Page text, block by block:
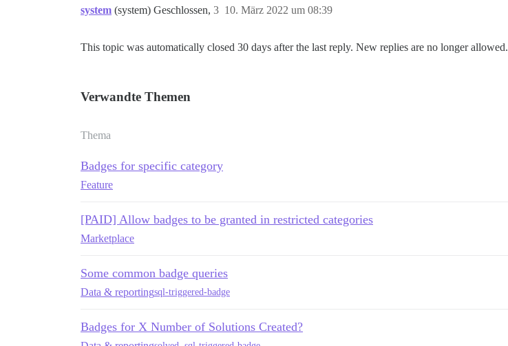
system (system) Geschlossen, 10. März 2022 um 08:39
3
This topic was automatically closed 30 days after the last reply. New replies are no longer allowed.
Verwandte Themen
Thema
Badges for specific category
Feature
[PAID] Allow badges to be granted in restricted categories
Marketplace
Some common badge queries
Data & reportingsql-triggered-badge
Badges for X Number of Solutions Created?